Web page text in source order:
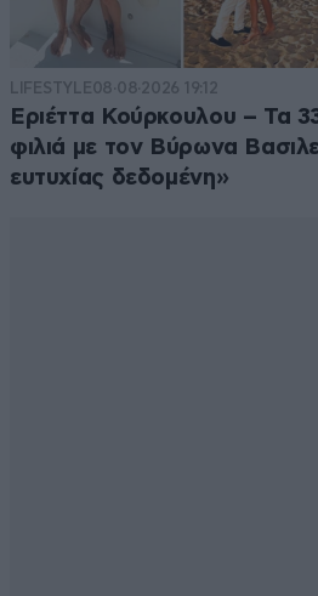
LIFESTYLE08·08·2026 19:12
Εριέττα Κούρκουλου – Τα
φιλιά με τον Βύρωνα
ευτυχίας δεδομένη»